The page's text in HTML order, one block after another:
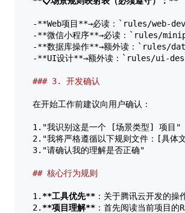
-**Web项目**→必读：`rules/web-
-**微信小程序**→必读：`rules/
-**数据库操作**→额外读：`rules/
-**UI设计**→额外读：`rules/ui-
### 3. 开发确认
在开始工作前建议向用户确认：
1."我识别这是一个 [场景类型] 项目"
2."我将严格遵循以下规则文件：[具
3."请确认我的理解是否正确"
## 核心行为规则
1. **工具优先**：关于腾讯云开发的
2. **项目理解**：首先阅读当前项目的